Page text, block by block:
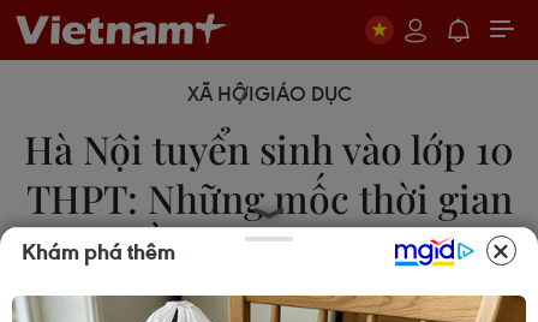
XÃ HỘIGIÁO DỤC
Hà Nội tuyển sinh vào lớp 10
THPT: Những mốc thời gian
cần lưu ý sau thi
12/06/2024 03:12
Khám phá thêm